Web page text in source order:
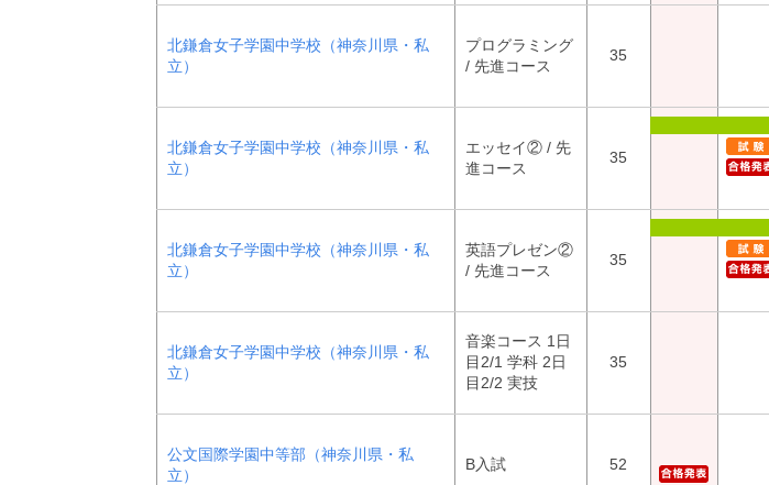
北鎌倉女子学園中学校（神奈川県・私
立）
プログラミング
/ 先進コース
35
北鎌倉女子学園中学校（神奈川県・私
立）
エッセイ② / 先
進コース
35
北鎌倉女子学園中学校（神奈川県・私
立）
英語プレゼン②
/ 先進コース
35
北鎌倉女子学園中学校（神奈川県・私
立）
音楽コース 1日
目2/1 学科 2日
目2/2 実技
35
公文国際学園中等部（神奈川県・私
立）
B入試 52